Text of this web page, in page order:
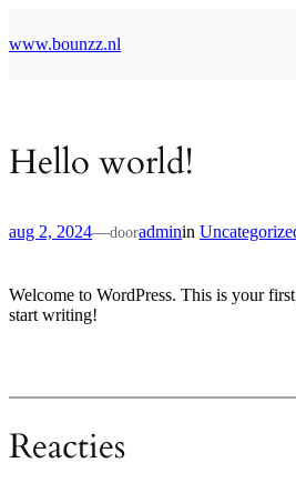
naar
de
www.bounzz.nl
Hello world!
aug 2, 2024—dooradminin
Welcome to WordPress. This is your
start writing!
Reacties